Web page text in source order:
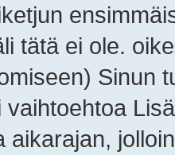
tätä ei ole.
Sinun
aikarajan,